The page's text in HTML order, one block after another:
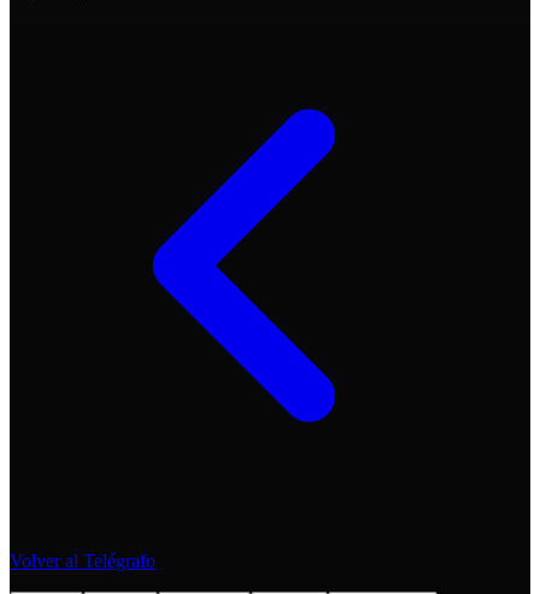
Volver al Telégrafo